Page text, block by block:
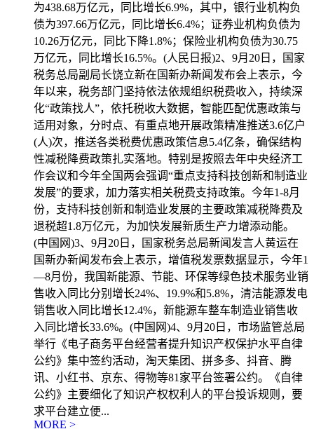
为438.68万亿元，同比增长6.9%，其中，银行业机构负
债为397.66万亿元，同比增长6.4%；证券业机构负债为
10.26万亿元，同比下降1.8%；保险业机构负债为30.75
万亿元，同比增长16.5%。(人民日报)2、9月20日，国家
税务总局副局长饶立新在国新办新闻发布会上表示，今
年以来，税务部门坚持依法依规组织税费收入，持续深
化“政策找人”，依托税收大数据，智能匹配优惠政策与
适用对象，分时点、有重点地开展政策精准推送3.6亿户
(人)次，推送各类税费优惠政策信息5.4亿条，确保结构
性减税降费政策扎实落地。特别是按照去年中央经济工
作会议和今年全国两会强调“重点支持科技创新和制造业
发展”的要求，加力落实相关税费支持政策。今年1-8月
份，支持科技创新和制造业发展的主要政策减税降费及
退税超1.8万亿元，为加快发展新质生产力增添动能。
(中国网)3、9月20日，国家税务总局新闻发言人黄运在
国新办新闻发布会上表示，增值税发票数据显示，今年1
—8月份，我国新能源、节能、环保等绿色技术服务业销
售收入同比分别增长24%、19.9%和5.8%，清洁能源发电
销售收入同比增长12.4%，新能源车整车制造业销售收
入同比增长33.6%。(中国网)4、9月20日，市场监管总局
举行《电子商务平台经营者提升知识产权保护水平自律
公约》集中签约活动，淘天集团、拼多多、抖音、腾
讯、小红书、京东、得物等81家平台签署公约。《自律
公约》主要细化了知识产权权利人的平台投诉规则，要
求平台建立便...
MORE >